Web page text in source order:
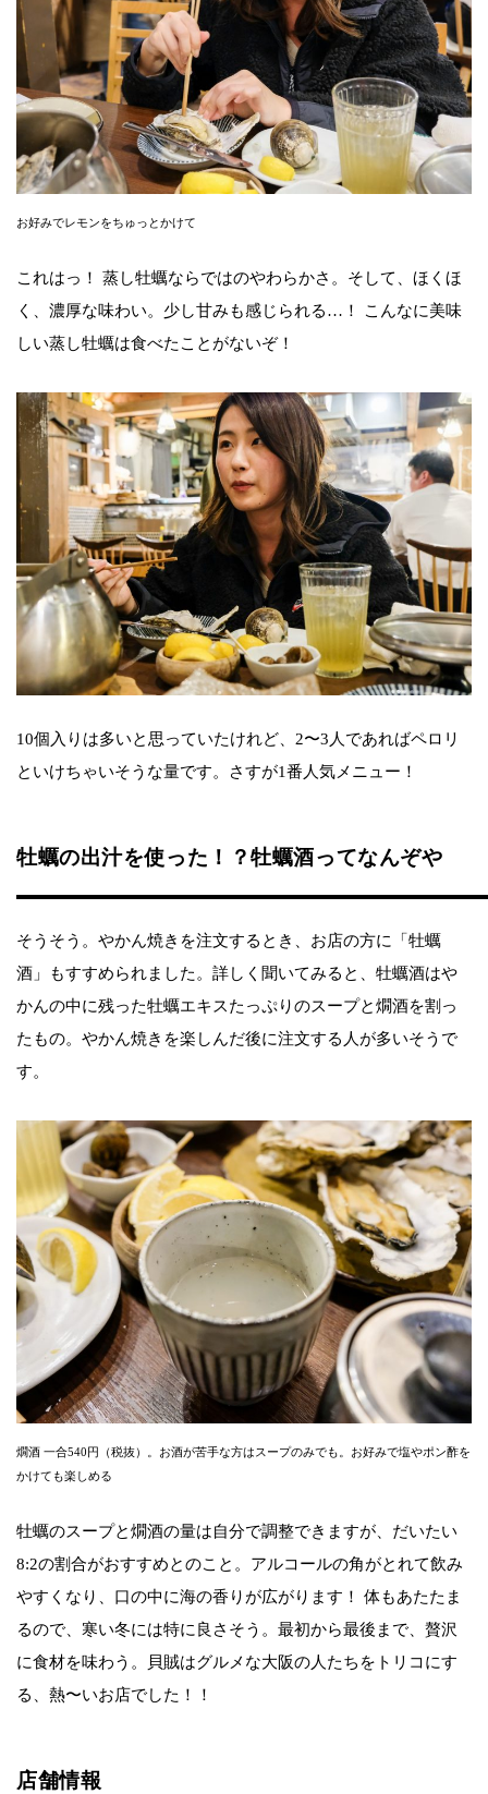
お好みでレモンをちゅっとかけて
これはっ！ 蒸し牡蠣ならではのやわらかさ。そして、ほくほ
く、濃厚な味わい。少し甘みも感じられる…！ こんなに美味
しい蒸し牡蠣は食べたことがないぞ！
10個入りは多いと思っていたけれど、2〜3人であればペロリ
といけちゃいそうな量です。さすが1番人気メニュー！
牡蠣の出汁を使った！？牡蠣酒ってなんぞや
そうそう。やかん焼きを注文するとき、お店の方に「牡蠣
酒」もすすめられました。詳しく聞いてみると、牡蠣酒はや
かんの中に残った牡蠣エキスたっぷりのスープと燗酒を割っ
たもの。やかん焼きを楽しんだ後に注文する人が多いそうで
す。
燗酒 一合540円（税抜）。お酒が苦手な方はスープのみでも。お好みで塩やポン酢を
かけても楽しめる
牡蠣のスープと燗酒の量は自分で調整できますが、だいたい
8:2の割合がおすすめとのこと。アルコールの角がとれて飲み
やすくなり、口の中に海の香りが広がります！ 体もあたたま
るので、寒い冬には特に良さそう。最初から最後まで、贅沢
に食材を味わう。貝賊はグルメな大阪の人たちをトリコにす
る、熱〜いお店でした！！
店舗情報